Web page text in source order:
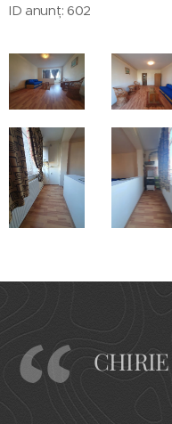
ID anunț: 602
CHIRIE